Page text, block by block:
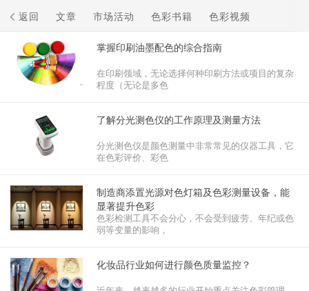
返回 文章 市场活动 色彩书籍 色彩视频
掌握印刷油墨配色的综合指南
在印刷领域，无论选择何种印刷方法或项目的复杂
程度（无论是多色
了解分光测色仪的工作原理及测量方法
分光测色仪是颜色测量中非常常见的仪器工具，它
在色彩评价、彩色
制造商添置光源对色灯箱及色彩测量设备，能
显著提升色彩
色彩检测工具不会分心，不会受到疲劳、年纪或色
弱等变量的影响，
化妆品行业如何进行颜色质量监控？